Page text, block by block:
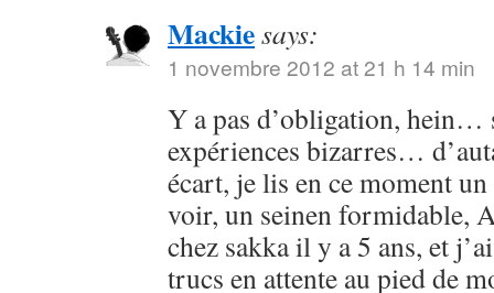
Mackiesays:
1 novembre 2012 at 21 h 14 min
Y a pas d’obligation, hein…
expériences bizarres…
écart, je lis en ce moment
voir, un seinen formidable,
chez sakka il y a 5 ans, et
trucs en attente au pied de